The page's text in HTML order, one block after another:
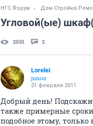
НГС.Форум Дом Стройка
Угловой(ые)
2001 2
Lorelei
junior
21 февраля 2011
Добрый день!
также примерные
подобное этому,